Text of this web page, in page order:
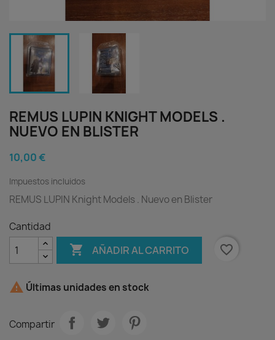
REMUS LUPIN KNIGHT MODELS .
NUEVO EN BLISTER
10,00 €
Impuestos incluidos
REMUS LUPIN Knight Models . Nuevo en Blister
Cantidad
 AÑADIR AL CARRITO favorite_border
 Últimas unidades en stock
Compartir